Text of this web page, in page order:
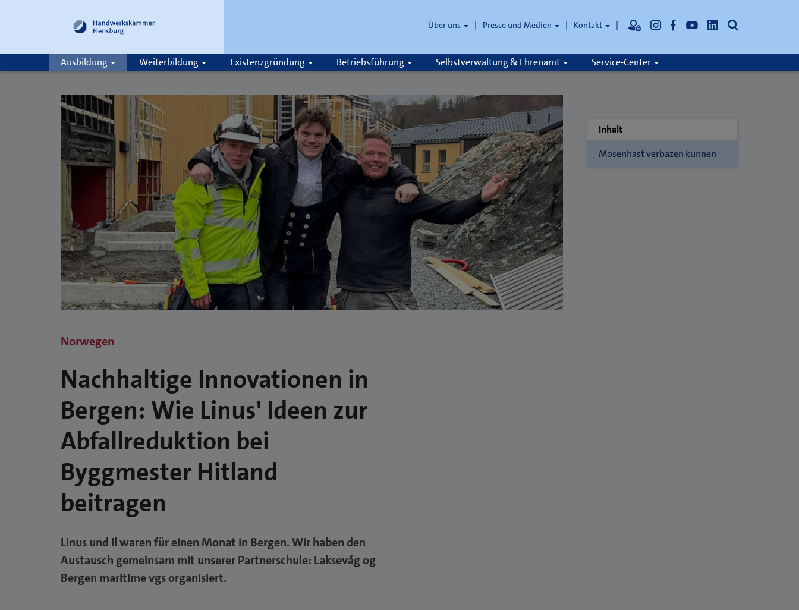
Über uns Presse und Medien Kontakt
Ausbildung Weiterbildung Existenzgründung Betriebsführung Selbstverwaltung & Ehrenamt Service-Center
Suche
Inhalt
Mosenhast verbazen kunnen
Norwegen
Nachhaltige Innovationen in
Bergen: Wie Linus' Ideen zur
Abfallreduktion bei
Byggmester Hitland
beitragen
Linus und Il waren für einen Monat in Bergen. Wir haben den
Austausch gemeinsam mit unserer Partnerschule: Laksevåg og
Bergen maritime vgs organisiert.